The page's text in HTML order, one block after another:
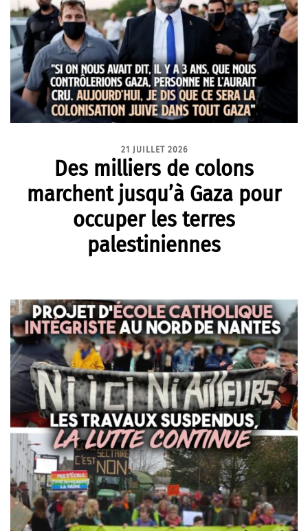
21 JUILLET 2026
Des milliers de colons
marchent jusqu’à Gaza pour
occuper les terres
palestiniennes